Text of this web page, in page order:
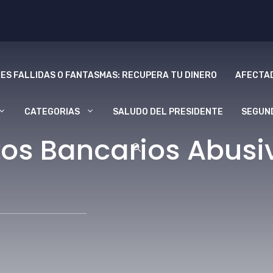
FALLIDAS O FANTASMAS: RECUPERA TU DINERO
CATEGORIAS SALUDO DEL PRESIDENTE
Bancarios